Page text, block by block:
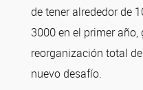
de tener alrededor de
3000 en el primer año,
reorganización total
nuevo desafío.